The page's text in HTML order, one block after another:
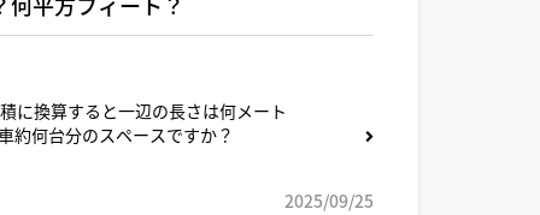
に換算すると一辺の長さは何メート
約何台分のスペースですか？
2025/09/25